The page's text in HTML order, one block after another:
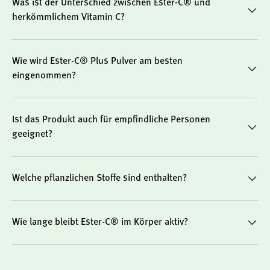
wissenschaftlich anerkannt:
Immunsystems bei – auch nach intensiver
körperlicher Belastung
Unterstützt die normale Bildung von Kollagen, z. B.
Reduziert Müdigkeit und Ermüdung
Besonders geeignet für…
Menschen, die eine gut verträgliche, magenfreundliche
und effektive Form von Vitamin C suchen. Ideal auch für:
Was ist der Unterschied zwischen Ester-C® und
herkömmlichem Vitamin C?
Wie wird Ester-C® Plus Pulver am besten
eingenommen?
Ist das Produkt auch für empfindliche Personen
geeignet?
Welche pflanzlichen Stoffe sind enthalten?
Wie lange bleibt Ester-C® im Körper aktiv?